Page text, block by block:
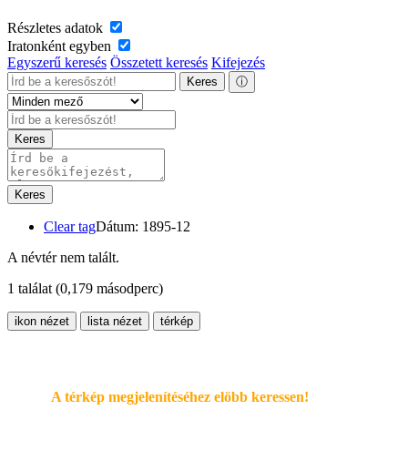
Részletes adatok
Iratonként egyben
Egyszerű keresés Összetett keresés Kifejezés
Keres ⓘ
Keres
Keres
Clear tagDátum: 1895-12
A névtér nem talált.
1 találat (0,179 másodperc)
ikon nézet lista nézet térkép
A térkép megjelenítéséhez elöbb keressen!